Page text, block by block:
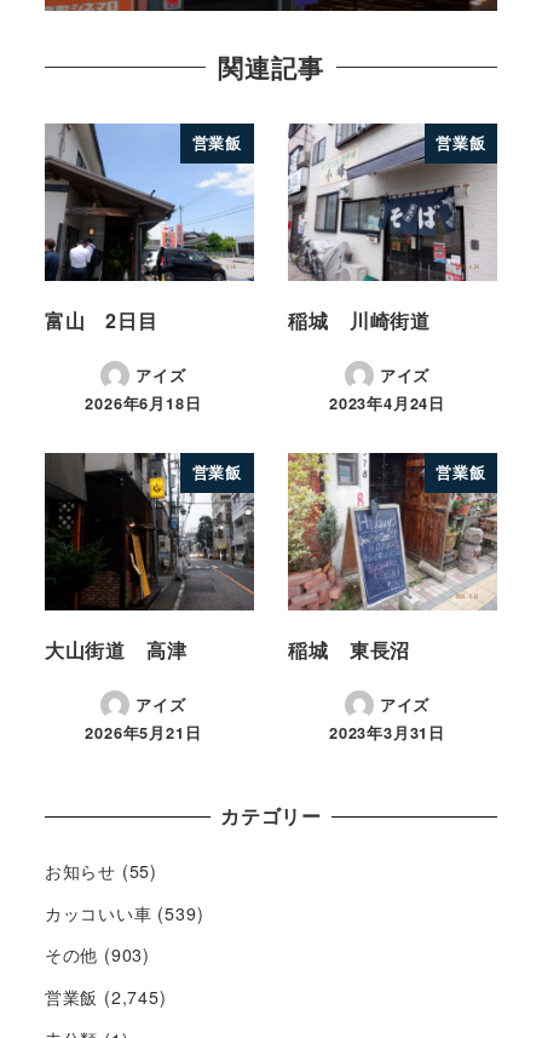
関連記事
営業飯
富山 2日目
アイズ
2026年6月18日
営業飯
稲城 川崎街道
アイズ
2023年4月24日
営業飯
大山街道 高津
アイズ
2026年5月21日
営業飯
稲城 東長沼
アイズ
2023年3月31日
カテゴリー
お知らせ (55)
カッコいい車 (539)
その他 (903)
営業飯 (2,745)